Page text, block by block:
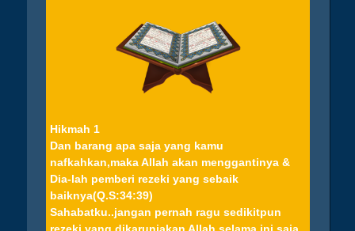
Hikmah 1
Dan barang apa saja yang kamu
nafkahkan,maka Allah akan menggantinya &
Dia-lah pemberi rezeki yang sebaik
baiknya(Q.S:34:39)
Sahabatku..jangan pernah ragu sedikitpun
rezeki yang dikaruniakan Allah,selama ini saja